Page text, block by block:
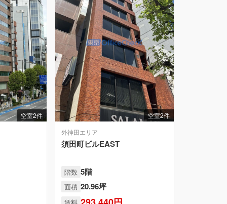
空室2件
空室2件
外神田エリア
須田町ビルEAST
階数 5階
面積 20.96坪